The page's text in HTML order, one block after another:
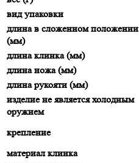
вид упаковки
длина в сложенном положении
(мм)
длина клинка (мм)
длина ножа (мм)
длина рукояти (мм)
изделие не является холодным
оружием
крепление
материал клинка